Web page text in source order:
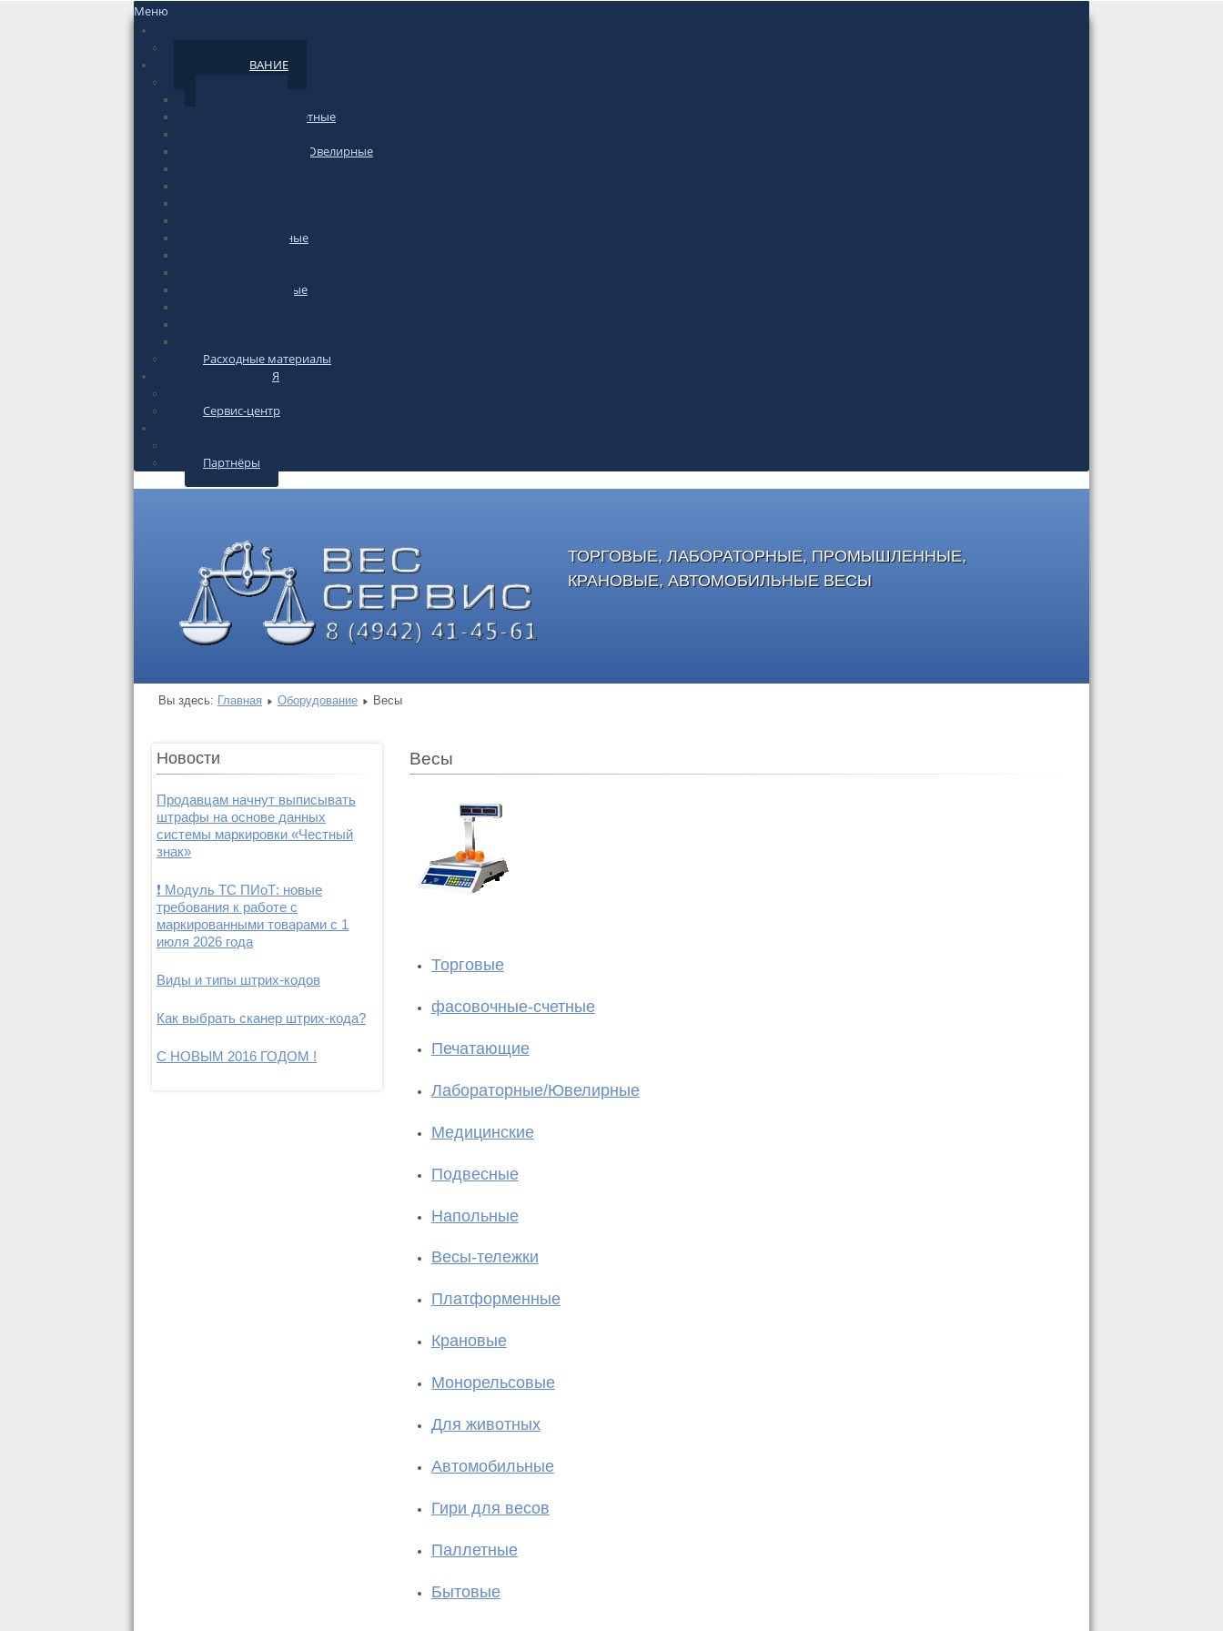
Меню
ОБОРУДОВАНИЕ
фасовочные-счетные
Лабораторные/Ювелирные
Платформенные
Автомобильные
Расходные материалы
ИНФОРМАЦИЯ
Сервис-центр
Партнёры
ТОРГОВЫЕ, ЛАБОРАТОРНЫЕ, ПРОМЫШЛЕННЫЕ,
КРАНОВЫЕ, АВТОМОБИЛЬНЫЕ ВЕСЫ
Вы здесь: Главная Оборудование Весы
Новости
Продавцам начнут выписывать
штрафы на основе данных
системы маркировки «Честный
знак»
❗ Модуль ТС ПИоТ: новые
требования к работе с
маркированными товарами с 1
июля 2026 года
Виды и типы штрих-кодов
Как выбрать сканер штрих-кода?
С НОВЫМ 2016 ГОДОМ !
Весы
Торговые
фасовочные-счетные
Печатающие
Лабораторные/Ювелирные
Медицинские
Подвесные
Напольные
Весы-тележки
Платформенные
Крановые
Монорельсовые
Для животных
Автомобильные
Гири для весов
Паллетные
Бытовые